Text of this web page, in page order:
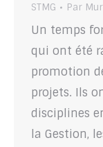
STMG Par
Un temps
qui ont été
promotion
projets. Ils
disciplines
la Gestion,